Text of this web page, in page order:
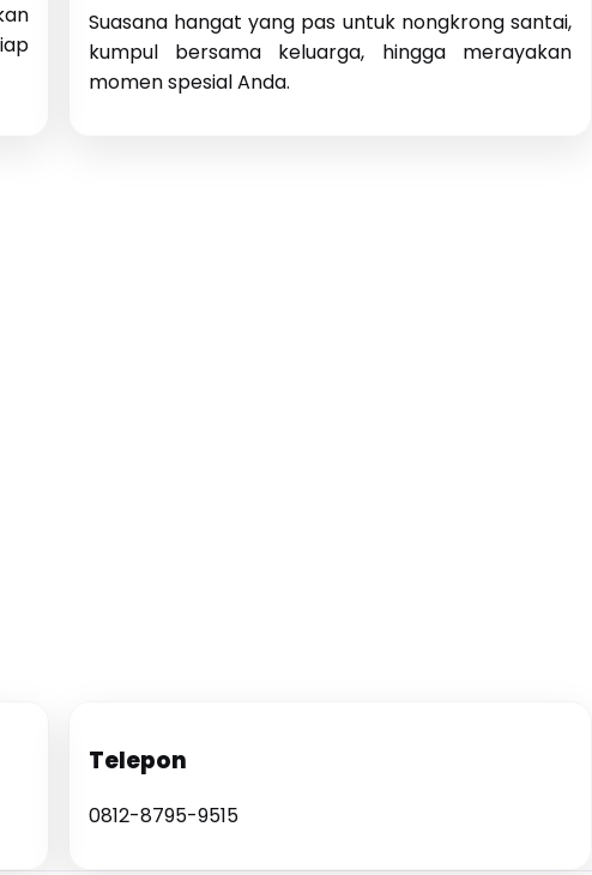
Suasana hangat yang pas untuk nongkrong santai,
kumpul bersama keluarga, hingga merayakan
momen spesial Anda.
Telepon
0812-8795-9515